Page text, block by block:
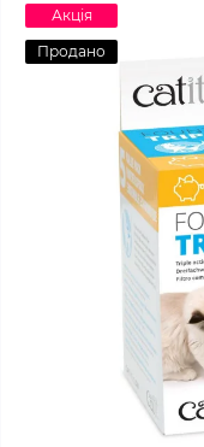
Акція
Продано